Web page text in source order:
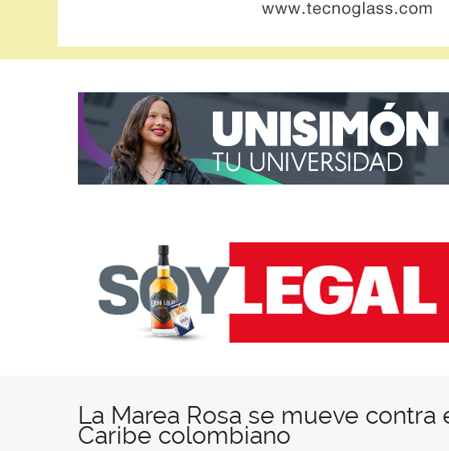
La Marea Rosa se mueve
Caribe colombiano